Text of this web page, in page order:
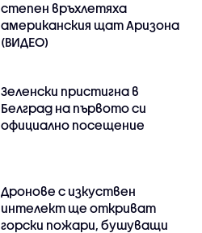
степен връхлетяха
американския щат Аризона
(ВИДЕО)
Зеленски пристигна в
Белград на първото си
официално посещение
Дронове с изкуствен
интелект ще откриват
горски пожари, бушуващи